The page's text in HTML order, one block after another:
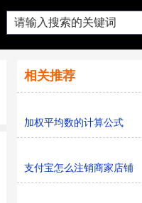
相关推荐
加权平均数的计算公式
支付宝怎么注销商家店铺